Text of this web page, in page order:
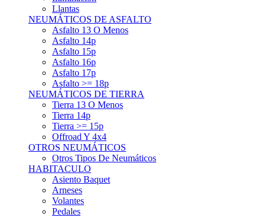
HABITACULO
Asiento Baquet
Arneses
Volantes
Pedales
Extinción
Resto De Accesorios
EQUIPACIÓN PILOTO/COPILOTO
Packs Completos
Monos De Competición
Botines De Competición
Guantes
Ropa Interior
Cascos
Sistemas Hans
Bolsas Y Mochilas
Equipación Para Mecánicos
ANUNCIOS DE COMPRA
Compra De Piezas
Compra De Neumáticos